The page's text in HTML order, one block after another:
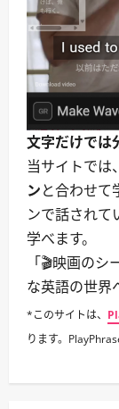
文字だけでは
当サイトでは
ンと合わせて
ンで話されて
学べます。
「🎬映画の
な英語の世界
*このサイトは、
ります。